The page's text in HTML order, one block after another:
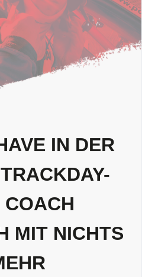
IN DER
MIT NICHTS